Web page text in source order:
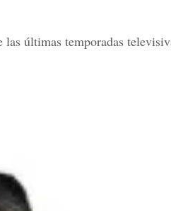
últimas temporadas